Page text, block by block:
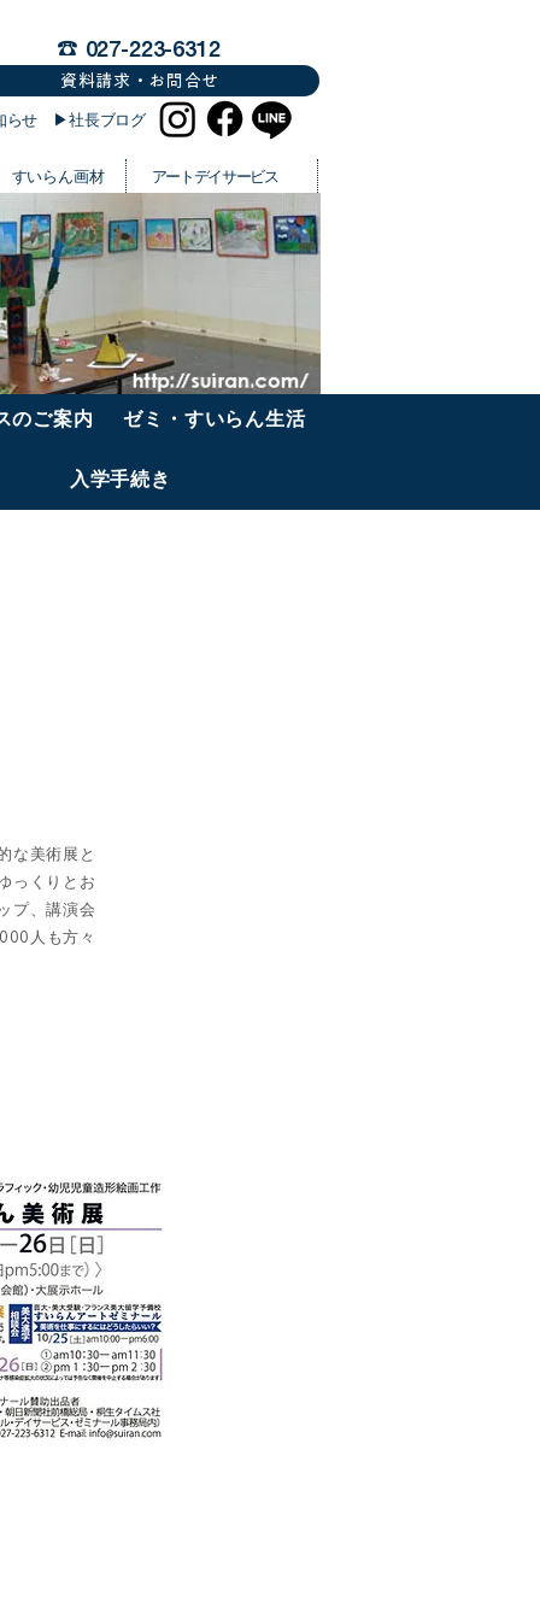
☎︎ 027-223-6312
資料請求・お問合せ
せ ▶︎社長ブログ
すいらん画材 アートデイサービス
のご案内 ゼミ・すいらん生活
入学手続き
な美術展と
っくりとお
プ、講演会
人も方々